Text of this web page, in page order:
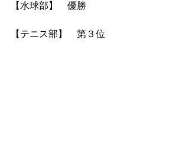
【水球部】　優勝
【テニス部】　第３位